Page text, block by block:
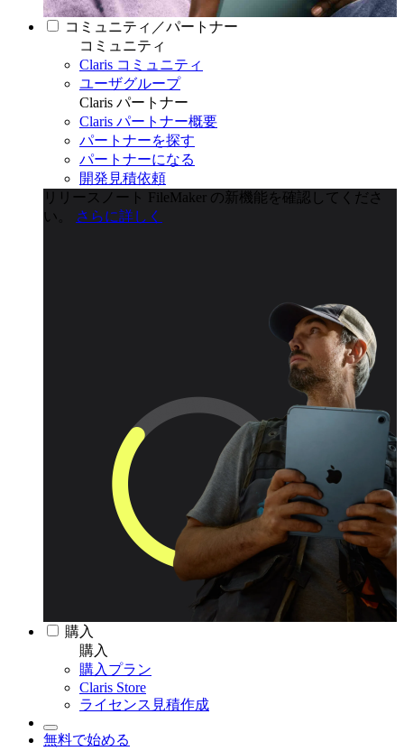
コミュニティ／パートナー
コミュニティ
Claris コミュニティ
ユーザグループ
Claris パートナー
Claris パートナー概要
パートナーを探す
パートナーになる
開発見積依頼
リリースノート
FileMaker の新機能を確認してくださ
い。
さらに詳しく
購入
購入
購入プラン
Claris Store
ライセンス見積作成
無料で始める